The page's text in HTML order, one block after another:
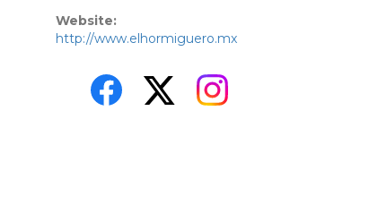
Website:
http://www.elhormiguero.mx